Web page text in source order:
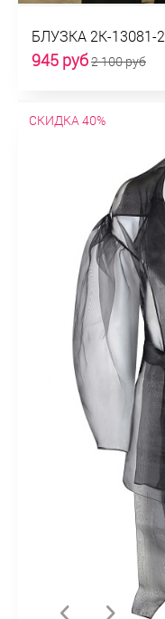
БЛУЗКА 2К-13081-2
945 руб2 100 руб
СКИДКА 40%